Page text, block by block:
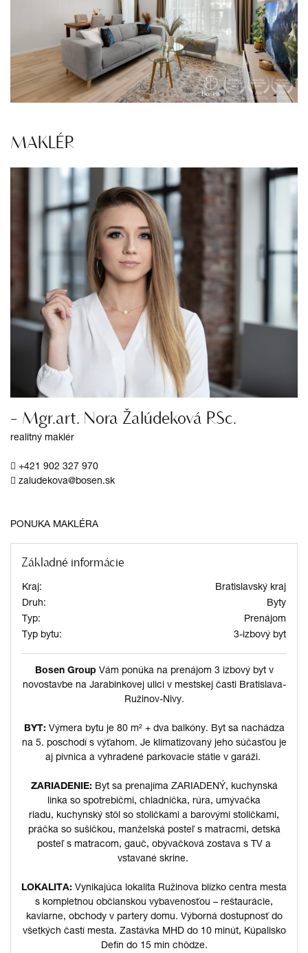
MAKLÉR
- Mgr.art. Nora Žalúdeková RSc.
realitný maklér
+421 902 327 970
zaludekova@bosen.sk
PONUKA MAKLÉRA
Základné informácie
Kraj:
Bratislavský kraj
Druh:
Byty
Typ:
Prenájom
Typ bytu:
3-izbový byt
Bosen Group Vám ponúka na prenájom 3 izbový byt v
novostavbe na Jarabinkovej ulici v mestskej časti Bratislava-
Ružinov-Nivy.
BYT: Výmera bytu je 80 m² + dva balkóny. Byt sa nachádza
na 5. poschodí s výťahom. Je klimatizovaný jeho súčasťou je
aj pivnica a vyhradené parkovacie státie v garáži.
ZARIADENIE: Byt sa prenajíma ZARIADENÝ, kuchynská
linka so spotrebičmi, chladnička, rúra, umývačka
riadu, kuchynský stôl so stoličkami a barovými stoličkami,
práčka so sušičkou, manželská posteľ s matracmi, detská
posteľ s matracom, gauč, obývačková zostava s TV a
vstavané skrine.
LOKALITA: Vynikajúca lokalita Ružinova blízko centra mesta
s kompletnou občianskou vybavenosťou – reštaurácie,
kaviarne, obchody v partery domu. Výborná dostupnosť do
všetkých častí mesta. Zastávka MHD do 10 minút, Kúpalisko
Defín do 15 min chôdze.